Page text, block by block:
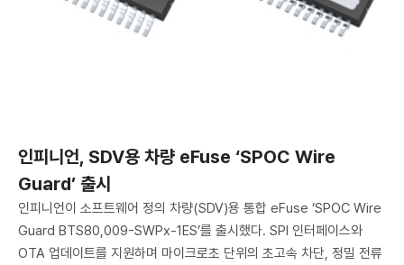
인피니언, SDV용 차량 eFuse ‘SPOC Wire
Guard’ 출시
인피니언이 소프트웨어 정의 차량(SDV)용 통합 eFuse ‘SPOC Wire
Guard BTS80,009-SWPx-1ES’를 출시했다. SPI 인터페이스와
OTA 업데이트를 지원하며 마이크로초 단위의 초고속 차단, 정밀 전류